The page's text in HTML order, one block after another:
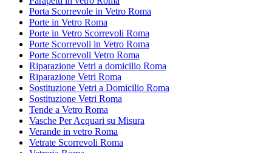
Porta Scorrevole in Vetro Roma
Porte in Vetro Roma
Porte in Vetro Scorrevoli Roma
Porte Scorrevoli in Vetro Roma
Porte Scorrevoli Vetro Roma
Riparazione Vetri a domicilio Roma
Riparazione Vetri Roma
Sostituzione Vetri a Domicilio Roma
Sostituzione Vetri Roma
Tende a Vetro Roma
Vasche Per Acquari su Misura
Verande in vetro Roma
Vetrate Scorrevoli Roma